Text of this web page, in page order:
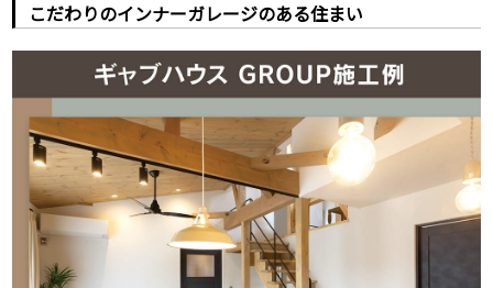
こだわりのインナーガレージのある住まい